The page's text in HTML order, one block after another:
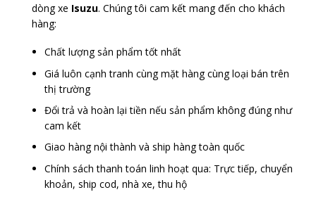
dòng xe Isuzu. Chúng tôi cam kết mang đến cho khách
hàng:
Chất lượng sản phẩm tốt nhất
Giá luôn cạnh tranh cùng mặt hàng cùng loại bán trên
thị trường
Đổi trả và hoàn lại tiền nếu sản phẩm không đúng như
cam kết
Giao hàng nội thành và ship hàng toàn quốc
Chính sách thanh toán linh hoạt qua: Trực tiếp, chuyển
khoản, ship cod, nhà xe, thu hộ